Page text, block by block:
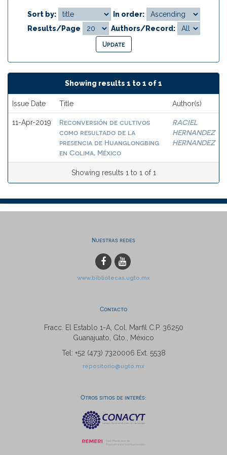
Sort by:
In order:
Results/Page
Authors/Record:
Showing results 1 to 1 of 1
Issue Date Title Author(s)
11-Apr-2019
Reconversión de cultivos
como resultado de la
presencia de Huanglongbing
en Colima, México
RACIEL
HERNANDEZ
HERNANDEZ
Showing results 1 to 1 of 1
Nuestras redes
www.bibliotecas.ugto.mx
Contacto
Fracc. El Establo 1-A, Col. Marfil C.P. 36250
Guanajuato, Gto., México
Tel: +52 (473) 7320006 Ext. 5538
repositorio@ugto.mx
Otros sitios de interés: